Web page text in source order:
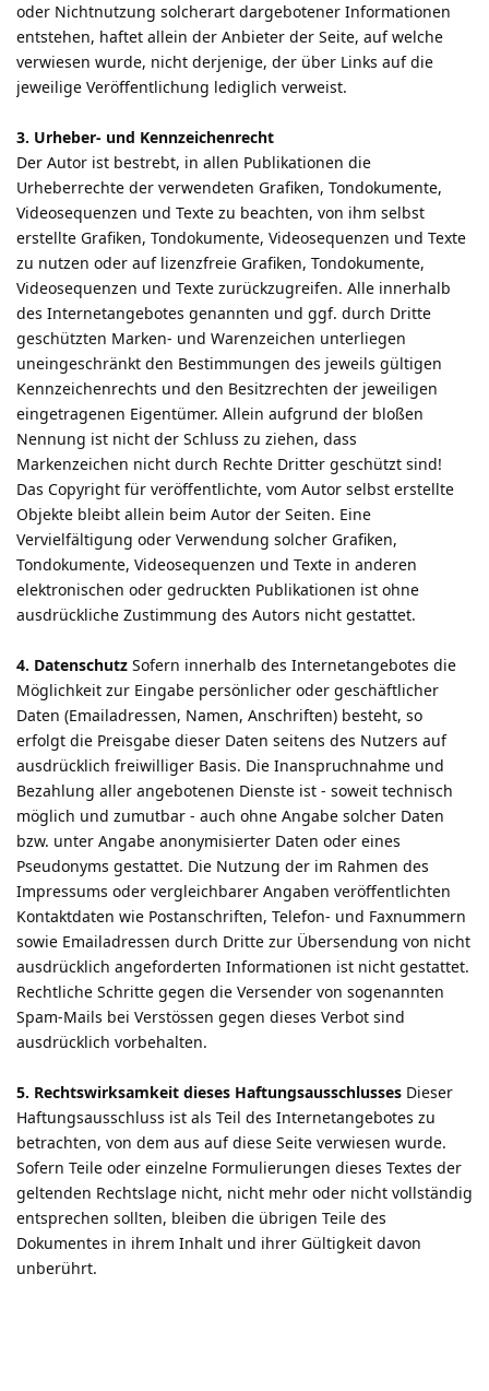
oder Nichtnutzung solcherart dargebotener Informationen
entstehen, haftet allein der Anbieter der Seite, auf welche
verwiesen wurde, nicht derjenige, der über Links auf die
jeweilige Veröffentlichung lediglich verweist.
3. Urheber- und Kennzeichenrecht
Der Autor ist bestrebt, in allen Publikationen die
Urheberrechte der verwendeten Grafiken, Tondokumente,
Videosequenzen und Texte zu beachten, von ihm selbst
erstellte Grafiken, Tondokumente, Videosequenzen und Texte
zu nutzen oder auf lizenzfreie Grafiken, Tondokumente,
Videosequenzen und Texte zurückzugreifen. Alle innerhalb
des Internetangebotes genannten und ggf. durch Dritte
geschützten Marken- und Warenzeichen unterliegen
uneingeschränkt den Bestimmungen des jeweils gültigen
Kennzeichenrechts und den Besitzrechten der jeweiligen
eingetragenen Eigentümer. Allein aufgrund der bloßen
Nennung ist nicht der Schluss zu ziehen, dass
Markenzeichen nicht durch Rechte Dritter geschützt sind!
Das Copyright für veröffentlichte, vom Autor selbst erstellte
Objekte bleibt allein beim Autor der Seiten. Eine
Vervielfältigung oder Verwendung solcher Grafiken,
Tondokumente, Videosequenzen und Texte in anderen
elektronischen oder gedruckten Publikationen ist ohne
ausdrückliche Zustimmung des Autors nicht gestattet.
4. Datenschutz Sofern innerhalb des Internetangebotes die
Möglichkeit zur Eingabe persönlicher oder geschäftlicher
Daten (Emailadressen, Namen, Anschriften) besteht, so
erfolgt die Preisgabe dieser Daten seitens des Nutzers auf
ausdrücklich freiwilliger Basis. Die Inanspruchnahme und
Bezahlung aller angebotenen Dienste ist - soweit technisch
möglich und zumutbar - auch ohne Angabe solcher Daten
bzw. unter Angabe anonymisierter Daten oder eines
Pseudonyms gestattet. Die Nutzung der im Rahmen des
Impressums oder vergleichbarer Angaben veröffentlichten
Kontaktdaten wie Postanschriften, Telefon- und Faxnummern
sowie Emailadressen durch Dritte zur Übersendung von nicht
ausdrücklich angeforderten Informationen ist nicht gestattet.
Rechtliche Schritte gegen die Versender von sogenannten
Spam-Mails bei Verstössen gegen dieses Verbot sind
ausdrücklich vorbehalten.
5. Rechtswirksamkeit dieses Haftungsausschlusses Dieser
Haftungsausschluss ist als Teil des Internetangebotes zu
betrachten, von dem aus auf diese Seite verwiesen wurde.
Sofern Teile oder einzelne Formulierungen dieses Textes der
geltenden Rechtslage nicht, nicht mehr oder nicht vollständig
entsprechen sollten, bleiben die übrigen Teile des
Dokumentes in ihrem Inhalt und ihrer Gültigkeit davon
unberührt.